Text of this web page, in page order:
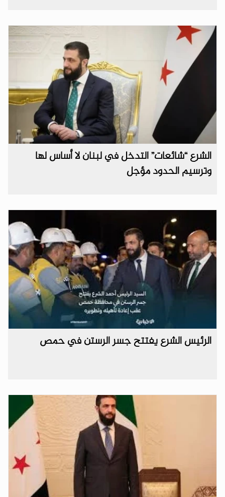
الشرع “شائعات” التدخل في لبنان لا أساس لها
وترسيم الحدود مؤجل
الرئيس الشرع يفتتح جسر الرستن في حمص